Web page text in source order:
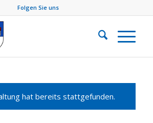
Folgen Sie uns
hat bereits stattgefunden.